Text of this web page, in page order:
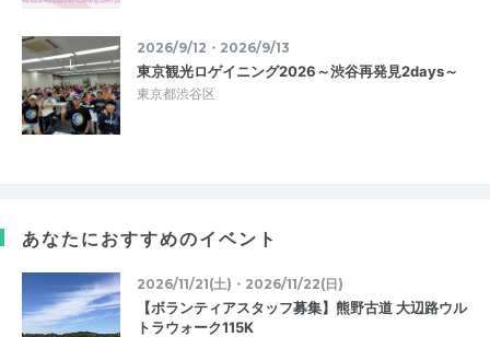
2026/9/12・2026/9/13
東京観光ロゲイニング2026～渋谷再発見2days～
東京都渋谷区
あなたにおすすめのイベント
2026/11/21(土)・2026/11/22(日)
【ボランティアスタッフ募集】熊野古道 大辺路ウル
トラウォーク115K